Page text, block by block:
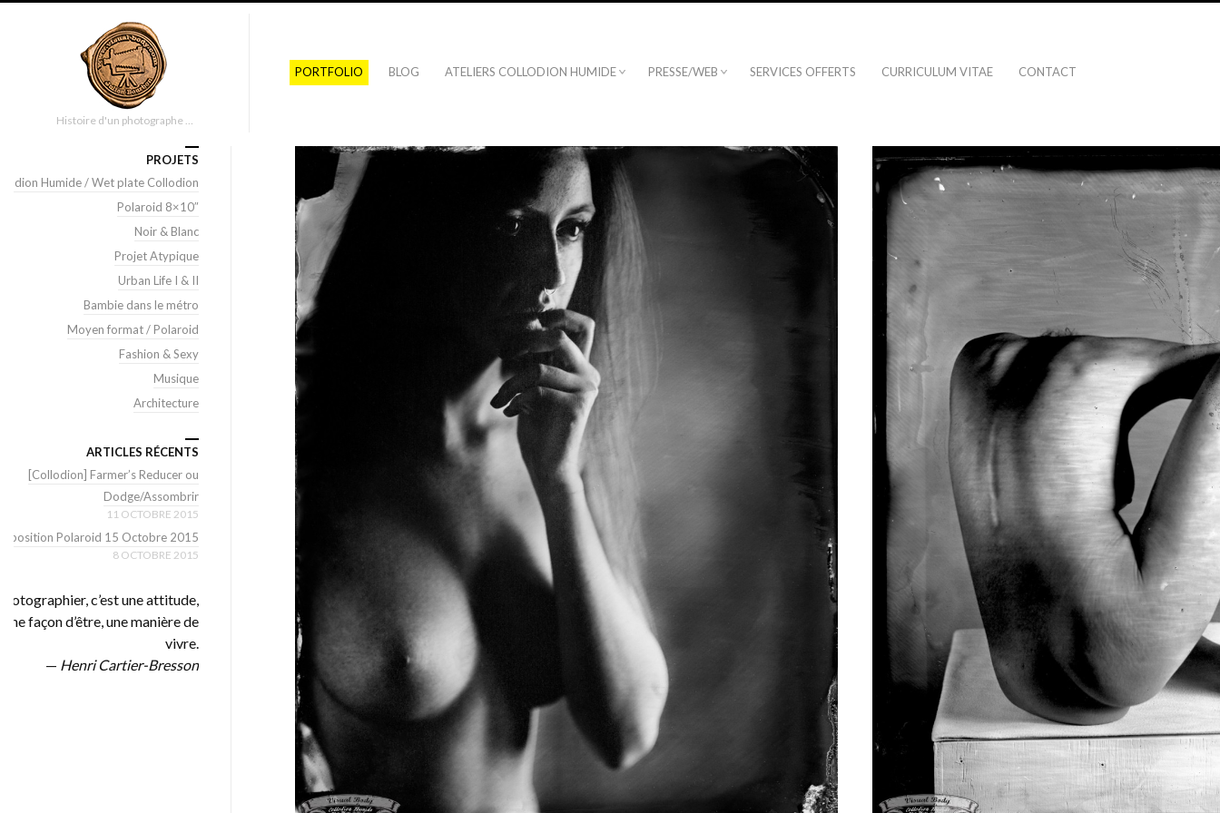
Histoire d'un photographe …
PORTFOLIO BLOG ATELIERS COLLODION HUMIDE PRESSE/WEB SERVICES OFFERTS CURRICULUM VITAE CONTACT
Nus réalisés au Collodion Humide sur plaque de
verre ou feuille d’aluminium noire. Procédé inventé
en 1851 par Frederick Scott Archer.
Voir en détails
<\Sculpturata\>, Collodion
4×5″, Ambrotype, négatif/
Voir en détails
PROJETS
Humide / Wet plate Collodion
Polaroid 8×10″
Noir & Blanc
Projet Atypique
Urban Life I & II
Bambie dans le métro
Moyen format / Polaroid
Fashion & Sexy
Musique
Architecture
ARTICLES RÉCENTS
[Collodion] Farmer’s Reducer ou
Dodge/Assombrir
11 OCTOBRE 2015
Polaroid 15 Octobre 2015
8 OCTOBRE 2015
c’est une attitude,
une façon d’être, une manière de
vivre.
— Henri Cartier-Bresson